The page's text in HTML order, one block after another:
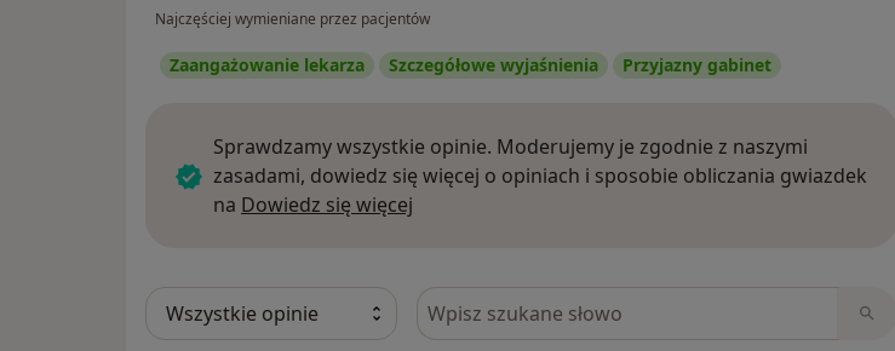
Najczęściej wymieniane przez pacjentów
Zaangażowanie lekarza Szczegółowe wyjaśnienia Przyjazny gabinet
Sprawdzamy wszystkie opinie. Moderujemy je zgodnie z naszymi
zasadami, dowiedz się więcej o opiniach i sposobie obliczania gwiazdek
na Dowiedz się więcej
Szukaj w opiniach